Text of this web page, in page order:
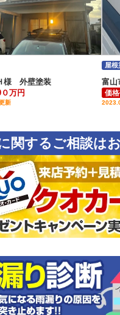
様 外壁塗装
万円
新
富
価
屋根
関するご相談は